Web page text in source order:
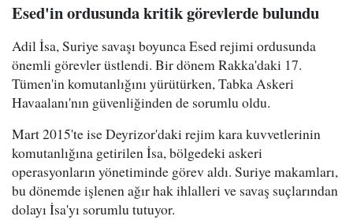
Esed'in ordusunda kritik görevlerde bulundu
Adil İsa, Suriye savaşı boyunca Esed rejimi ordusunda
önemli görevler üstlendi. Bir dönem Rakka'daki 17.
Tümen'in komutanlığını yürütürken, Tabka Askeri
Havaalanı'nın güvenliğinden de sorumlu oldu.
Mart 2015'te ise Deyrizor'daki rejim kara kuvvetlerinin
komutanlığına getirilen İsa, bölgedeki askeri
operasyonların yönetiminde görev aldı. Suriye makamları,
bu dönemde işlenen ağır hak ihlalleri ve savaş suçlarından
dolayı İsa'yı sorumlu tutuyor.